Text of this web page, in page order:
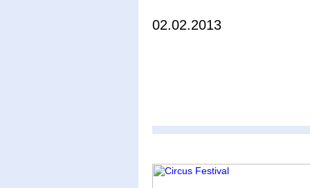
02.02.2013